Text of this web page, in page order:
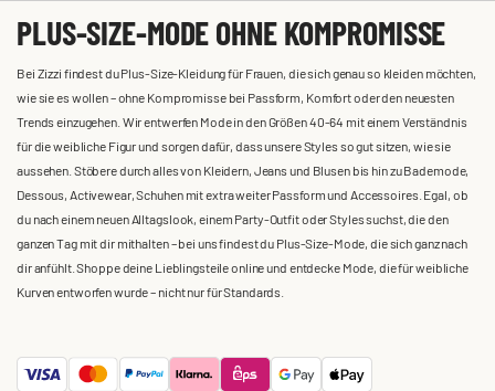
PLUS-SIZE-MODE OHNE KOMPROMISSE
Bei Zizzi findest du Plus-Size-Kleidung für Frauen, die sich genau so kleiden möchten,
wie sie es wollen – ohne Kompromisse bei Passform, Komfort oder den neuesten
Trends einzugehen. Wir entwerfen Mode in den Größen 40-64 mit einem Verständnis
für die weibliche Figur und sorgen dafür, dass unsere Styles so gut sitzen, wie sie
aussehen. Stöbere durch alles von Kleidern, Jeans und Blusen bis hin zu Bademode,
Dessous, Activewear, Schuhen mit extra weiter Passform und Accessoires. Egal, ob
du nach einem neuen Alltagslook, einem Party-Outfit oder Styles suchst, die den
ganzen Tag mit dir mithalten – bei uns findest du Plus-Size-Mode, die sich ganz nach
dir anfühlt. Shoppe deine Lieblingsteile online und entdecke Mode, die für weibliche
Kurven entworfen wurde – nicht nur für Standards.